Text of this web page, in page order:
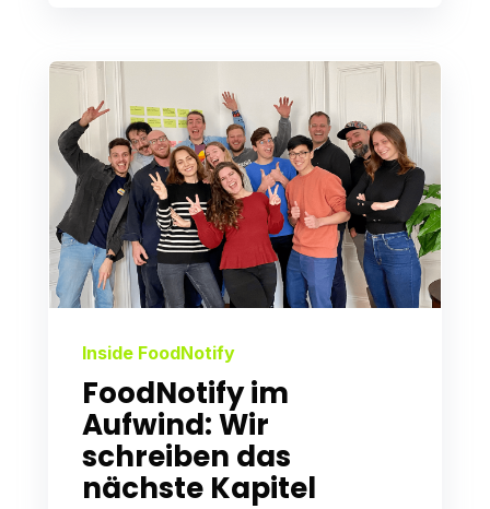
Inside FoodNotify
FoodNotify im
Aufwind: Wir
schreiben das
nächste Kapitel